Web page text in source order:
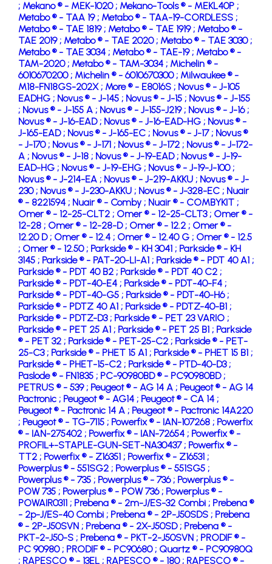
; Mekano ® - MEK-1020 ; Mekano-Tools ® - MEKL40P ;
Metabo ® - TAA 19 ; Metabo ® - TAA-19-CORDLESS ;
Metabo ® - TAE 1819 ; Metabo ® - TAE 1919 ; Metabo ® -
TAE 2019 ; Metabo ® - TAE 2020 ; Metabo ® - TAE 3030 ;
Metabo ® - TAE 3034 ; Metabo ® - TAE-19 ; Metabo ® -
TAM-2020 ; Metabo ® - TAM-3034 ; Michelin ® -
6010670200 ; Michelin ® - 6010670300 ; Milwaukee ® -
M18-FN18GS-202X ; More ® - E8016S ; Novus ® - J-105
EADHG ; Novus ® - J-145 ; Novus ® - J-15 ; Novus ® - J-155
; Novus ® - J-155 A ; Novus ® - J-155-J219 ; Novus ® - J-16 ;
Novus ® - J-16-EAD ; Novus ® - J-16-EAD-HG ; Novus ® -
J-165-EAD ; Novus ® - J-165-EC ; Novus ® - J-17 ; Novus ®
- J-170 ; Novus ® - J-171 ; Novus ® - J-172 ; Novus ® - J-172-
A ; Novus ® - J-18 ; Novus ® - J-19-EAD ; Novus ® - J-19-
EAD-HG ; Novus ® - J-19-EHG ; Novus ® - J-19-J-100 ;
Novus ® - J-214-EA ; Novus ® - J-219-AKKU ; Novus ® - J-
230 ; Novus ® - J-230-AKKU ; Novus ® - J-328-EC ; Nuair
® - 8221594 ; Nuair ® - Comby ; Nuair ® - COMBYKIT ;
Omer ® - 12-25-CLT2 ; Omer ® - 12-25-CLT3 ; Omer ® -
12-28 ; Omer ® - 12-28-D ; Omer ® - 12.2 ; Omer ® -
12.20 D ; Omer ® - 12.4 ; Omer ® - 12.40 G ; Omer ® - 12.5
; Omer ® - 12.50 ; Parkside ® - KH 3041 ; Parkside ® - KH
3145 ; Parkside ® - PAT-20-LI-A1 ; Parkside ® - PDT 40 A1 ;
Parkside ® - PDT 40 B2 ; Parkside ® - PDT 40 C2 ;
Parkside ® - PDT-40-E4 ; Parkside ® - PDT-40-F4 ;
Parkside ® - PDT-40-G5 ; Parkside ® - PDT-40-H6 ;
Parkside ® - PDTZ 40 A1 ; Parkside ® - PDTZ-40-B1 ;
Parkside ® - PDTZ-D3 ; Parkside ® - PET 23 VARIO ;
Parkside ® - PET 25 A1 ; Parkside ® - PET 25 B1 ; Parkside
® - PET 32 ; Parkside ® - PET-25-C2 ; Parkside ® - PET-
25-C3 ; Parkside ® - PHET 15 A1 ; Parkside ® - PHET 15 B1 ;
Parkside ® - PHET-15-C2 ; Parkside ® - PTD-40-D3 ;
Paslode ® - FN1835 ; PC-90980BD ® - PC90980BD ;
PETRUS ® - 539 ; Peugeot ® - AG 14 A ; Peugeot ® - AG 14
Pactronic ; Peugeot ® - AG14 ; Peugeot ® - CA 14 ;
Peugeot ® - Pactronic 14 A ; Peugeot ® - Pactronic 14A220
; Peugeot ® - TG-7115 ; Powerfix ® - IAN-107268 ; Powerfix
® - IAN-275402 ; Powerfix ® - IAN-72654 ; Powerfix ® -
PROFIL+-STAPLE-GUN-SET-NA30437 ; Powerfix ® -
TT2 ; Powerfix ® - Z16351 ; Powerfix ® - Z16531 ;
Powerplus ® - 551SG2 ; Powerplus ® - 551SG5 ;
Powerplus ® - 735 ; Powerplus ® - 736 ; Powerplus ® -
POW 735 ; Powerplus ® - POW 736 ; Powerplus ® -
POWAIR0311 ; Prebena ® - 2m-J/ES-32 Combi ; Prebena ®
- 2p-J/ES-40 Combi ; Prebena ® - 2P-J50SDS ; Prebena
® - 2P-J50SVN ; Prebena ® - 2X-J50SD ; Prebena ® -
PKT-2-J50-S ; Prebena ® - PKT-2-J50SVN ; PRODIF ® -
PC 90980 ; PRODIF ® - PC90680 ; Quartz ® - PC90980Q
; RAPESCO ® - 13EL ; RAPESCO ® - 180 ; RAPESCO ® -